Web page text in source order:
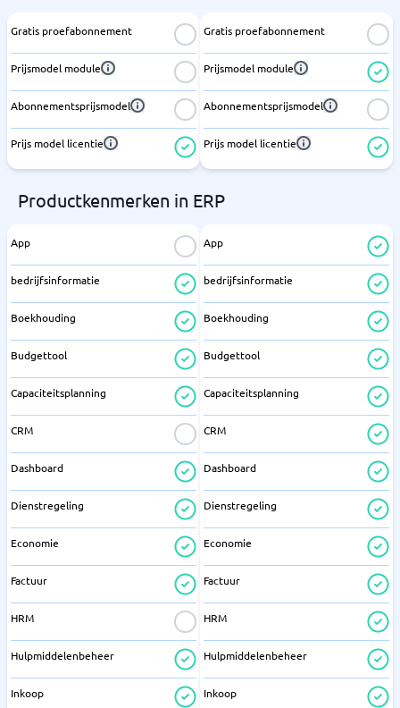
Gratis proefabonnement
Prijsmodel module
Abonnementsprijsmodel
Prijs model licentie
Gratis proefabonnement
Prijsmodel module
Abonnementsprijsmodel
Prijs model licentie
Productkenmerken in ERP
App
bedrijfsinformatie
Boekhouding
Budgettool
Capaciteitsplanning
CRM
Dashboard
Dienstregeling
Economie
Factuur
HRM
Hulpmiddelenbeheer
Inkoop
App
bedrijfsinformatie
Boekhouding
Budgettool
Capaciteitsplanning
CRM
Dashboard
Dienstregeling
Economie
Factuur
HRM
Hulpmiddelenbeheer
Inkoop